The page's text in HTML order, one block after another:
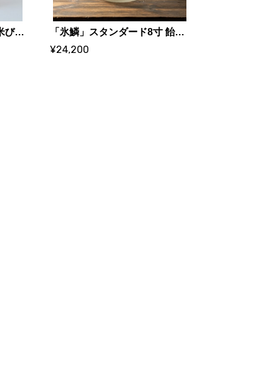
RICE STOCKER 国産桐 米びつ ライスストッカー【2kg 焼桐】 | KIRIFT 美術木箱うらた | KIRIFT Artwork wooden box Urata 「氷鱗」スタンダード8寸 飴色 | 市川知也 (ガラス作家)
¥24,200